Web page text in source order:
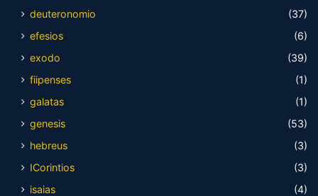
deuteronomio
(37)
efesios
(6)
exodo
(39)
fiipenses
(1)
galatas
(1)
genesis
(53)
hebreus
(3)
ICorintios
(3)
isaias
(4)